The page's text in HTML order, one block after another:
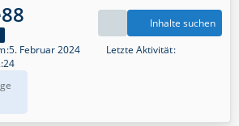
Inhalte suchen
5. Februar 2024
Letzte Aktivität